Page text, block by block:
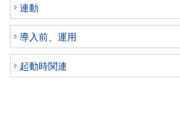
連動
導入前、運用
起動時関連